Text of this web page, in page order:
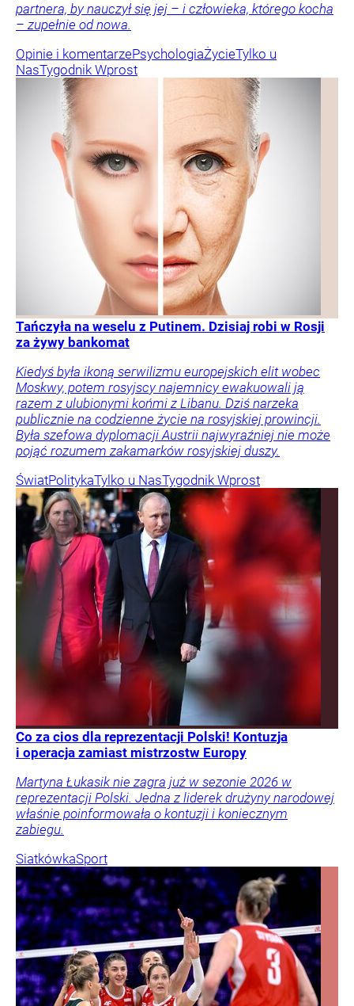
partnera, by nauczył się jej – i człowieka, którego kocha
– zupełnie od nowa.
Opinie i komentarzePsychologiaŻycieTylko u
NasTygodnik Wprost
Tańczyła na weselu z Putinem. Dzisiaj robi w Rosji
za żywy bankomat
Kiedyś była ikoną serwilizmu europejskich elit wobec
Moskwy, potem rosyjscy najemnicy ewakuowali ją
razem z ulubionymi końmi z Libanu. Dziś narzeka
publicznie na codzienne życie na rosyjskiej prowincji.
Była szefowa dyplomacji Austrii najwyraźniej nie może
pojąć rozumem zakamarków rosyjskiej duszy.
ŚwiatPolitykaTylko u NasTygodnik Wprost
Co za cios dla reprezentacji Polski! Kontuzja
i operacja zamiast mistrzostw Europy
Martyna Łukasik nie zagra już w sezonie 2026 w
reprezentacji Polski. Jedna z liderek drużyny narodowej
właśnie poinformowała o kontuzji i koniecznym
zabiegu.
SiatkówkaSport